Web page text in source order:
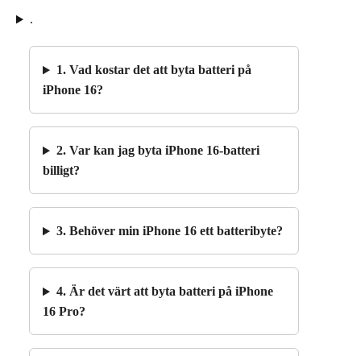
.
1. Vad kostar det att byta batteri på
iPhone 16?
2. Var kan jag byta iPhone 16-batteri
billigt?
3. Behöver min iPhone 16 ett batteribyte?
4. Är det värt att byta batteri på iPhone
16 Pro?